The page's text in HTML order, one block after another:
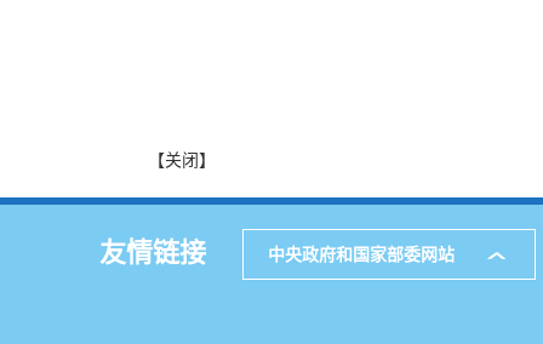
【关闭】
友情链接 中央政府和国家部委网站